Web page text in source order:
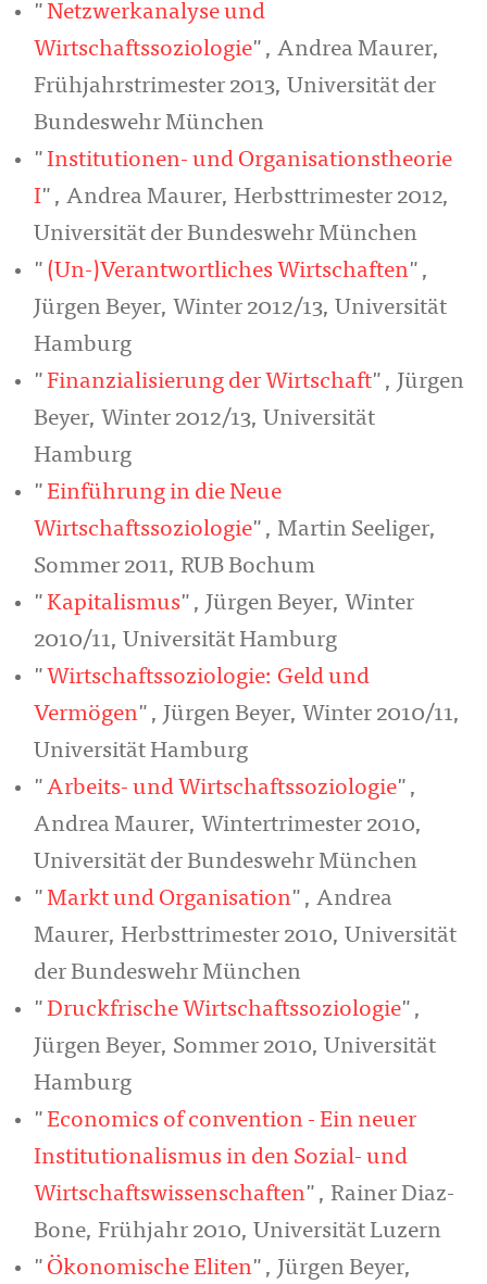
"Netzwerkanalyse und
Wirtschaftssoziologie", Andrea Maurer,
Frühjahrstrimester 2013, Universität der
Bundeswehr München
"Institutionen- und Organisationstheorie
I", Andrea Maurer, Herbsttrimester 2012,
Universität der Bundeswehr München
" (Un-)Verantwortliches Wirtschaften",
Jürgen Beyer, Winter 2012/13, Universität
Hamburg
"Finanzialisierung der Wirtschaft", Jürgen
Beyer, Winter 2012/13, Universität
Hamburg
"Einführung in die Neue
Wirtschaftssoziologie", Martin Seeliger,
Sommer 2011, RUB Bochum
"Kapitalismus", Jürgen Beyer, Winter
2010/11, Universität Hamburg
" Wirtschaftssoziologie: Geld und
Vermögen", Jürgen Beyer, Winter 2010/11,
Universität Hamburg
"Arbeits- und Wirtschaftssoziologie",
Andrea Maurer, Wintertrimester 2010,
Universität der Bundeswehr München
"Markt und Organisation", Andrea
Maurer, Herbsttrimester 2010, Universität
der Bundeswehr München
"Druckfrische Wirtschaftssoziologie",
Jürgen Beyer, Sommer 2010, Universität
Hamburg
"Economics of convention - Ein neuer
Institutionalismus in den Sozial- und
Wirtschaftswissenschaften", Rainer Diaz-
Bone, Frühjahr 2010, Universität Luzern
" Ökonomische Eliten", Jürgen Beyer,